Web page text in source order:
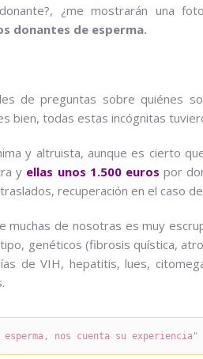
¿me mostrarán una
donantes de esperma.
de preguntas sobre quiénes
bien, todas estas incógnitas
y altruista, aunque es cierto
y ellas unos 1.500 euros por
recuperación en el caso
muchas de nosotras es muy
genéticos (fibrosis quística,
de VIH, hepatitis, lues,
nos cuenta su experiencia"